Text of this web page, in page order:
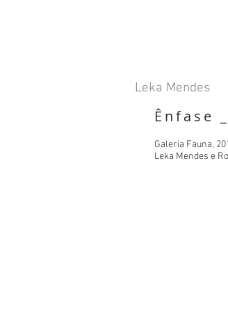
Leka Mendes
Ênfase
Galeria Fauna,
Leka Mendes e